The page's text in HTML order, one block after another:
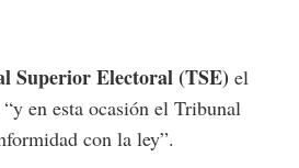
Superior Electoral (TSE) el
en esta ocasión el Tribunal
con la ley”.